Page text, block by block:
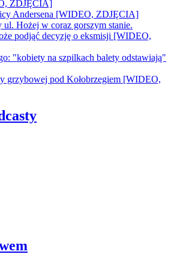
ZDJĘCIA]
Andersena [WIDEO, ZDJĘCIA]
ul. Hożej w coraz gorszym stanie.
podjąć decyzję o eksmisji [WIDEO,
"kobiety na szpilkach balety odstawiają"
grzybowej pod Kołobrzegiem [WIDEO,